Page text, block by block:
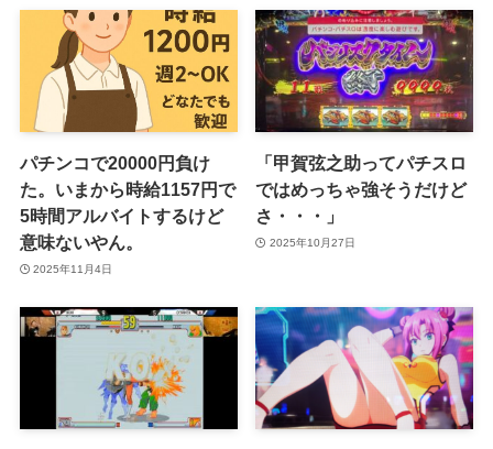
パチンコで20000円負け
た。いまから時給1157円で
5時間アルバイトするけど
意味ないやん。
2025年11月4日
「甲賀弦之助ってパチスロ
ではめっちゃ強そうだけど
さ・・・」
2025年10月27日